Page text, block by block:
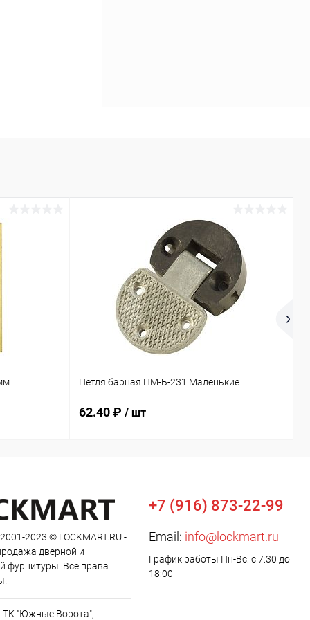
Петля барная ПМ-Б-231 Маленькие
62.40 ₽ / шт
2023 © LOCKMART.RU -
дверной и
фурнитуры. Все права
ТК "Южные Ворота",
+7 (916) 873-22-99
Email: info@lockmart.ru
График работы Пн-Вс: с 7:30 до
18:00